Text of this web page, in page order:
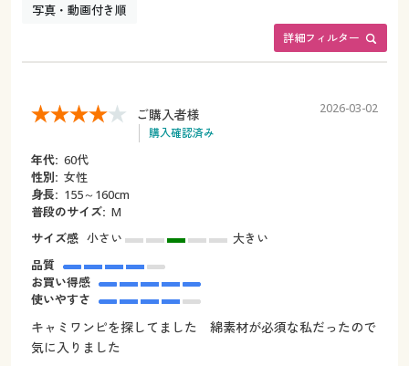
詳細フィルター
写真・動画付き順
ご購入者様
購入確認済み
2026-03-02
年代: 60代
性別: 女性
身長: 155～160cm
普段のサイズ: M
サイズ感 小さい
大きい
品質
お買い得感
使いやすさ
キャミワンピを探してました 綿素材が必須な私だったので
気に入りました